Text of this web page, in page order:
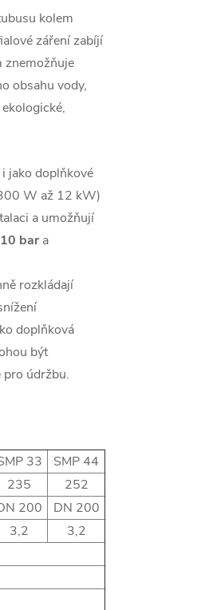
kolem
záření zabíjí
znemožňuje
obsahu vody,
i jako doplňkové
W až 12 kW)
a umožňují
10 bar a
rozkládají
doplňková
být
pro údržbu.
33
SMP 44
235
252
200
DN 200
3,2
3,2